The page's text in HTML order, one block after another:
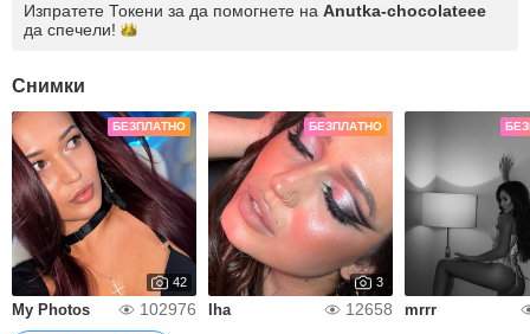
Изпратете Токени за да помогнете на Anutka-chocolateee
да спечели!
Снимки
БЕЗПЛАТНО
42
My Photos 102976
БЕЗПЛАТНО
3
Iha 12658 mrrr